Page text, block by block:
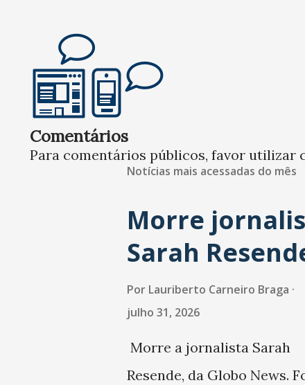
Comentários
Para comentários públicos, favor utilizar
Notícias mais acessadas do mês
Morre
Sarah
Por Lauriberto Carneiro Braga
julho 31, 2026
Morre a jornalista Sarah
Resende, da Globo News.